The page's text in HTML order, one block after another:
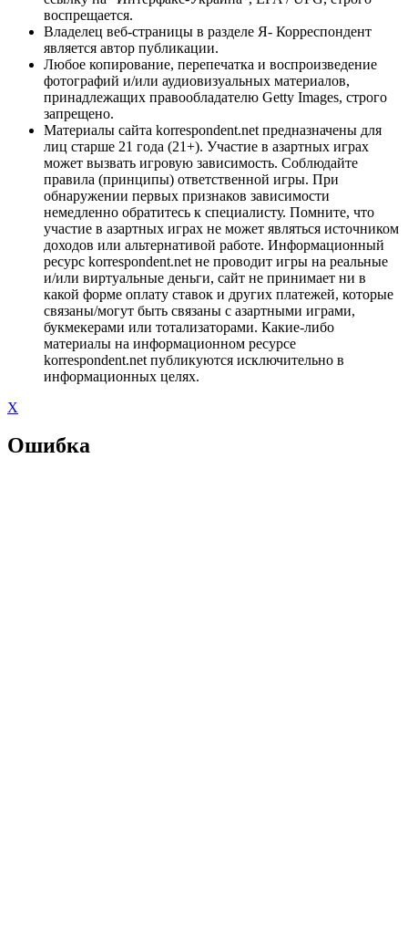
воспрещается.
Владелец веб-страницы в разделе Я- Корреспондент
является автор публикации.
Любое копирование, перепечатка и воспроизведение
фотографий и/или аудиовизуальных материалов,
принадлежащих правообладателю Getty Images, строго
запрещено.
Материалы сайта korrespondent.net предназначены для
лиц старше 21 года (21+). Участие в азартных играх
может вызвать игровую зависимость. Соблюдайте
правила (принципы) ответственной игры. При
обнаружении первых признаков зависимости
немедленно обратитесь к специалисту. Помните, что
участие в азартных играх не может являться источником
доходов или альтернативой работе. Информационный
ресурс korrespondent.net не проводит игры на реальные
и/или виртуальные деньги, сайт не принимает ни в
какой форме оплату ставок и других платежей, которые
связаны/могут быть связаны с азартными играми,
букмекерами или тотализаторами. Какие-либо
материалы на информационном ресурсе
korrespondent.net публикуются исключительно в
информационных целях.
X
Ошибка